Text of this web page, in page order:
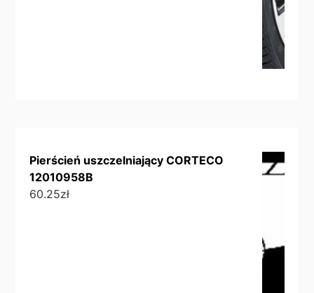
Pierścień uszczelniający CORTECO
12010958B
60.25zł